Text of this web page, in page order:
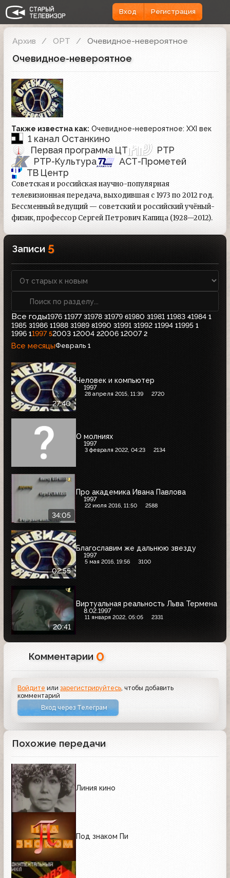
Вход Регистрация
Архив ОРТ Очевидное-невероятное
Очевидное-невероятное
Также известна как: Очевидное-невероятное: XXI век
1 канал Останкино
Первая программа ЦТ
РТР
РТР-Культура
АСТ-Прометей
ТВ Центр
Советская и российская научно-популярная
телевизионная передача, выходившая с 1973 по 2012 год.
Бессменный ведущий — советский и российский учёный-
физик, профессор Сергей Петрович Капица (1928—2012).
Записи 5
Все годы1976 11977 31978 31979 61980 31981 11983 41984 1
1985 31986 11988 31989 81990 31991 31992 11994 11995 1
1996 11997 52003 12004 22006 12007 2
Все месяцыФевраль 1
27:40
Человек и компьютер
1997
28 апреля 2015, 11:39 2720
О молниях
1997
3 февраля 2022, 04:23 2134
34:05
Про академика Ивана Павлова
1997
22 июля 2016, 11:50 2588
02:55
Благославим же дальнюю звезду
1997
5 мая 2016, 19:56 3100
20:41
Виртуальная реальность Льва Термена
8.02.1997
11 января 2022, 05:05 2331
Комментарии 0
Войдите илизарегистрируйтесь, чтобы добавить
комментарий
Вход через Телеграм
Похожие передачи
Линия кино
Под знаком Пи